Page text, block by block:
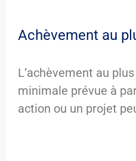
Achèvement au
L’achèvement au
minimale prévue à
action ou un projet